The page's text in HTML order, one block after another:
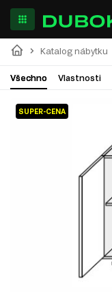
Katalog nábytku
Všechno Vlastnosti
SUPER-CENA